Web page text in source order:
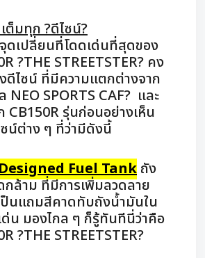
ต็มทุก ?ดีไซน์?
ดเปลี่ยนที่โดดเด่นที่สุดของ
?THE STREETSTER? คง
ดีไซน์ ที่มีความแตกต่างจาก
NEO SPORTS CAF? และ
CB150R รุ่นก่อนอย่างเห็น
น์ต่าง ๆ ที่ว่ามีดังนี้
Fuel Tank ถัง
ล้าม ที่มีการเพิ่มลวดลาย
ป็นแถมสีคาดทับถังน้ำมันใน
ด่น มองไกล ๆ ก็รู้ทันทีนี่ว่าคือ
?THE STREETSTER?